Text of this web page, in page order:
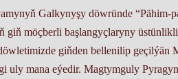
Galkynyşy döwründe
giň möçberli başlangyçlaryny
giňden bellenilip
uly mana eýedir. Magtymguly